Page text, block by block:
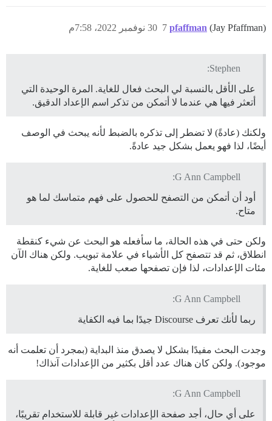
pfaffman (Jay Pfaffman) 30 نوفمبر 2022، 7:58م 7
Stephen:
على الأقل بالنسبة لي البحث فعال للغاية. المرة الوحيدة التي
أتعثر فيها هي عندما لا أتمكن من تذكر اسم الإعداد الدقيق.
ولكنك (عادةً) لا تضطر إلى تذكره بالضبط لأنه يبحث في الوصف
أيضًا، لذا فهو يعمل بشكل جيد عادةً.
G Ann Campbell:
أود أن أتمكن من التصفح للحصول على فهم متماسك لما هو
متاح.
ولكن حتى في هذه الحالة، ما سأفعله هو البحث عن شيء كنقطة
انطلاق، ثم قد تتصفح كل الأشياء في علامة تبويب. ولكن هناك الآن
مئات الإعدادات، لذا فإن تصفحها صعب للغاية.
G Ann Campbell:
ربما لأنك تعرف Discourse جيدًا بما فيه الكفاية
وجدت البحث مفيدًا بشكل لا يصدق منذ البداية (بمجرد أن تعلمت أنه
موجود). ولكن كان هناك عدد أقل بكثير من الإعدادات آنذاك!
G Ann Campbell:
على أي حال، أجد صفحة الإعدادات غير قابلة للاستخدام تقريبًا،